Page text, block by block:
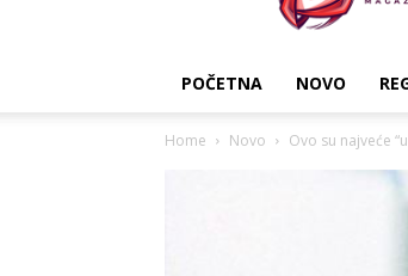
POČETNA NOVO
Home Novo Ovo su najveće